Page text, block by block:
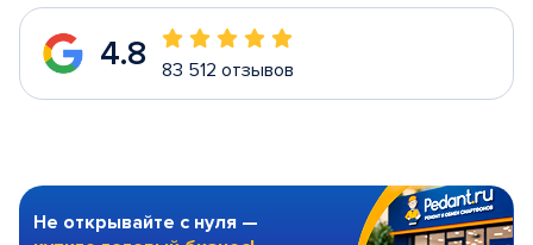
4.8 83 512 отзывов
Не открывайте с нуля —